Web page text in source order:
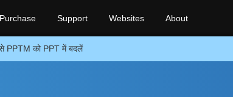
Purchase Support Websites About
PPTM को PPT में बदलें